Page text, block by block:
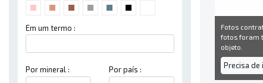
Em um termo :
Por mineral : Por país :
Fotos
fotos foram
objeto.
Precisa de